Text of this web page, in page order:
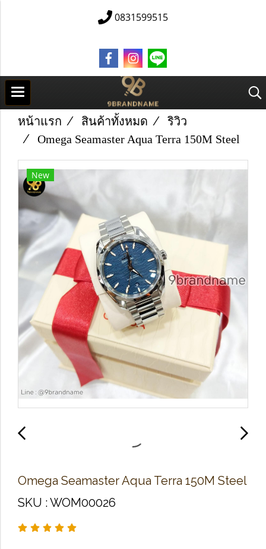
0831599515
หน้าแรก สินค้าทั้งหมด
ริวิว
Omega Seamaster Aqua Terra 150M Steel
New
Omega Seamaster Aqua Terra 150M Steel
SKU : WOM00026